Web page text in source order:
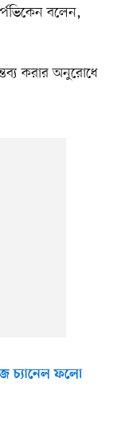
বলেন,
করার অনুরোধে
চ্যানেল ফলো